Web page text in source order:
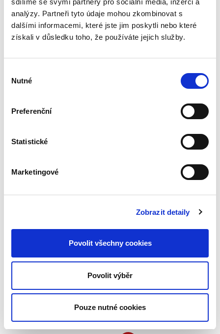
sdílíme se svými partnery pro sociální média, inzerci a
analýzy. Partneři tyto údaje mohou zkombinovat s
dalšími informacemi, které jste jim poskytli nebo které
získali v důsledku toho, že používáte jejich služby.
souhlasu
Nutné
Preferenční
Statistické
Marketingové
Zobrazit detaily
Povolit všechny cookies
Povolit výběr
Pouze nutné cookies
Úvod do
mezinárodního
390,00 Kč
soukromého, i ve vztazích práva správního se
může vyskytovat prvek s vazbou na právní
Takovým prvkem jsou...
Veřejné užívání
přírodních statků
Karel Huneš,Veronika Tomoszková,a kol.